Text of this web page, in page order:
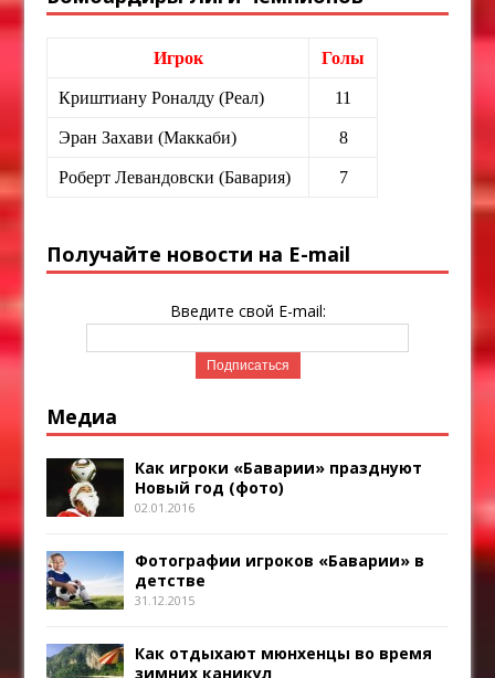
Игрок Голы
Криштиану Роналду (Реал) 11
Эран Захави (Маккаби) 8
Роберт Левандовски (Бавария) 7
Получайте новости на E-mail
Введите свой E-mail:
Медиа
Как игроки «Баварии» празднуют
Новый год (фото)
02.01.2016
Фотографии игроков «Баварии» в
детстве
31.12.2015
Как отдыхают мюнхенцы во время
зимних каникул